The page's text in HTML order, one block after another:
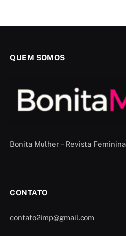
QUEM SOMOS
Bonita Mulher – Revista Feminina
CONTATO
contato2imp@gmail.com